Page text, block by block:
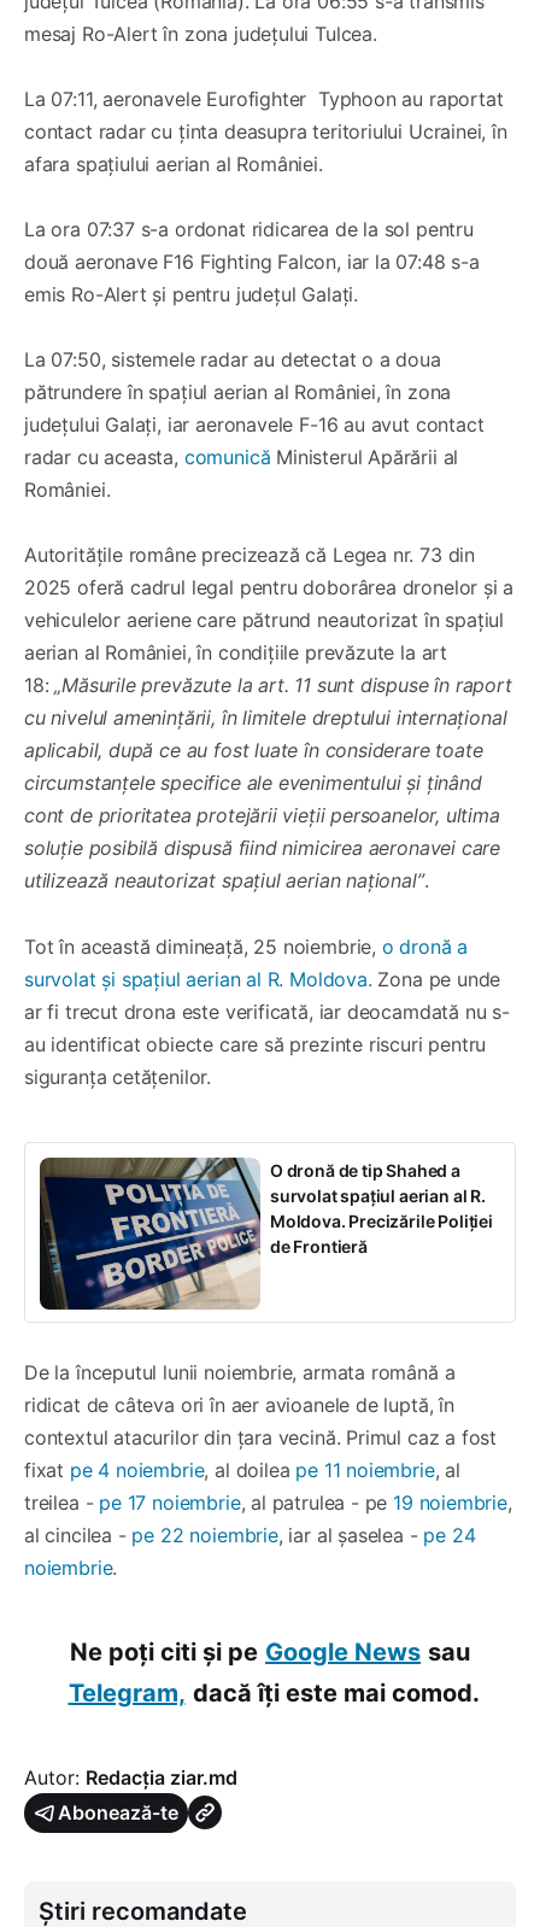
mesaj Ro-Alert în zona județului Tulcea.
La 07:11, aeronavele Eurofighter Typhoon au raportat
contact radar cu ținta deasupra teritoriului Ucrainei, în
afara spațiului aerian al României.
La ora 07:37 s-a ordonat ridicarea de la sol pentru
două aeronave F16 Fighting Falcon, iar la 07:48 s-a
emis Ro-Alert și pentru județul Galați.
La 07:50, sistemele radar au detectat o a doua
pătrundere în spațiul aerian al României, în zona
județului Galați, iar aeronavele F-16 au avut contact
radar cu aceasta, comunică Ministerul Apărării al
României.
Autoritățile române precizează că Legea nr. 73 din
2025 oferă cadrul legal pentru doborârea dronelor și a
vehiculelor aeriene care pătrund neautorizat în spațiul
aerian al României, în condițiile prevăzute la art
18:„Măsurile prevăzute la art. 11 sunt dispuse în raport
cu nivelul amenințării, în limitele dreptului internațional
aplicabil, după ce au fost luate în considerare toate
circumstanțele specifice ale evenimentului și ținând
cont de prioritatea protejării vieții persoanelor, ultima
soluție posibilă dispusă fiind nimicirea aeronavei care
utilizează neautorizat spațiul aerian național”.
Tot în această dimineață, 25 noiembrie, o dronă a
survolat și spațiul aerian al R. Moldova. Zona pe unde
ar fi trecut drona este verificată, iar deocamdată nu s-
au identificat obiecte care să prezinte riscuri pentru
siguranța cetățenilor.
O dronă de tip Shahed a
survolat spațiul aerian al R.
Moldova. Precizările Poliției
de Frontieră
De la începutul lunii noiembrie, armata română a
ridicat de câteva ori în aer avioanele de luptă, în
contextul atacurilor din țara vecină. Primul caz a fost
fixat pe 4 noiembrie, al doilea pe 11 noiembrie, al
treilea - pe 17 noiembrie, al patrulea - pe 19 noiembrie,
al cincilea - pe 22 noiembrie, iar al șaselea - pe 24
noiembrie.
Ne poți citi și pe Google News sau
Telegram, dacă îți este mai comod.
Autor: Redacția ziar.md
Abonează-te
Știri recomandate